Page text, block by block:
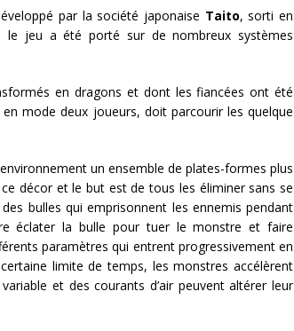
par la société japonaise Taito, sorti en
le jeu a été porté sur de nombreux systèmes
en dragons et dont les fiancées ont été
mode deux joueurs, doit parcourir les quelque
un ensemble de plates-formes plus
décor et le but est de tous les éliminer sans se
bulles qui emprisonnent les ennemis pendant
éclater la bulle pour tuer le monstre et faire
paramètres qui entrent progressivement en
limite de temps, les monstres accélèrent
et des courants d’air peuvent altérer leur